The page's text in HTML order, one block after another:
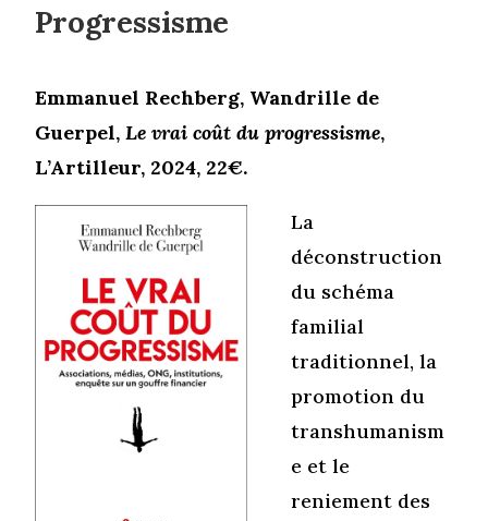
Progressisme
Emmanuel Rechberg, Wandrille de
Guerpel, Le vrai coût du progressisme,
L’Artilleur, 2024, 22€.
La
déconstruction
du schéma
familial
traditionnel, la
promotion du
transhumanism
e et le
reniement des